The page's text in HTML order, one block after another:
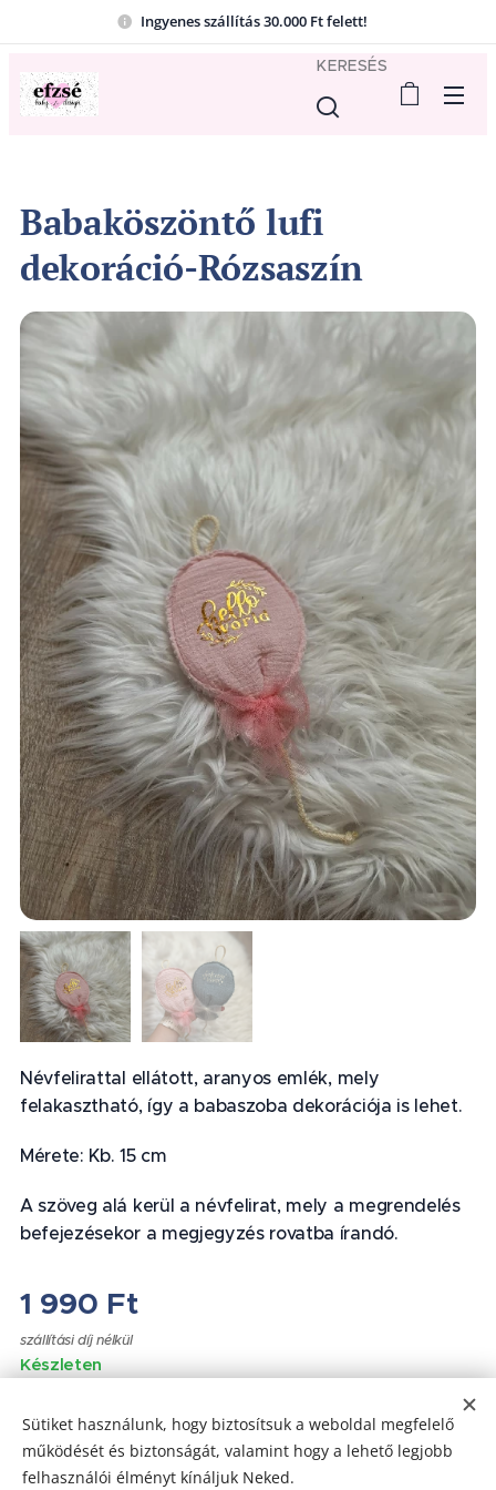
Ingyenes szállítás 30.000 Ft felett!
KERESÉS
Babaköszöntő lufi
dekoráció-Rózsaszín
Névfelirattal ellátott, aranyos emlék, mely
felakasztható, így a babaszoba dekorációja is lehet.
Mérete: Kb. 15 cm
A szöveg alá kerül a névfelirat, mely a megrendelés
befejezésekor a megjegyzés rovatba írandó.
1 990 Ft
szállítási díj nélkül
Készleten
Sütiket használunk, hogy biztosítsuk a weboldal megfelelő
működését és biztonságát, valamint hogy a lehető legjobb
felhasználói élményt kínáljuk Neked.